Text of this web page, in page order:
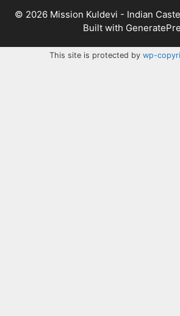
© 2026 Mission Kuldevi - Indian
Built with
This site is protected by wp-